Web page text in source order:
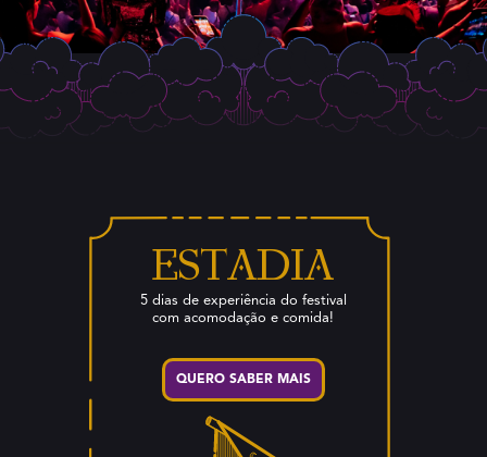
Estadia
5 dias de experiência do festival
com acomodação e comida!
QUERO SABER MAIS